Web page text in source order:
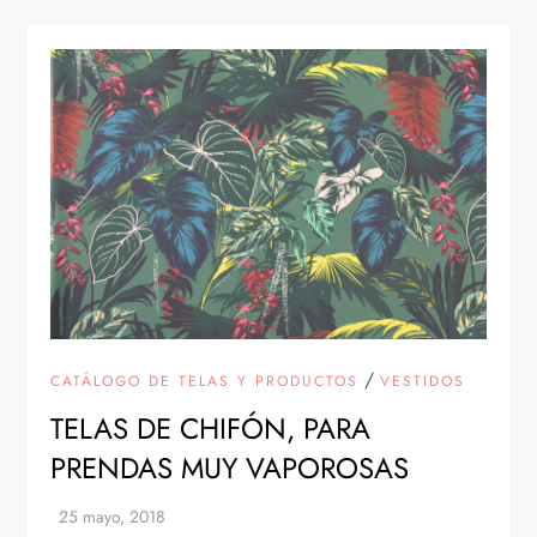
CATÁLOGO DE TELAS Y PRODUCTOS /VESTIDOS
TELAS DE CHIFÓN, PARA
PRENDAS MUY VAPOROSAS